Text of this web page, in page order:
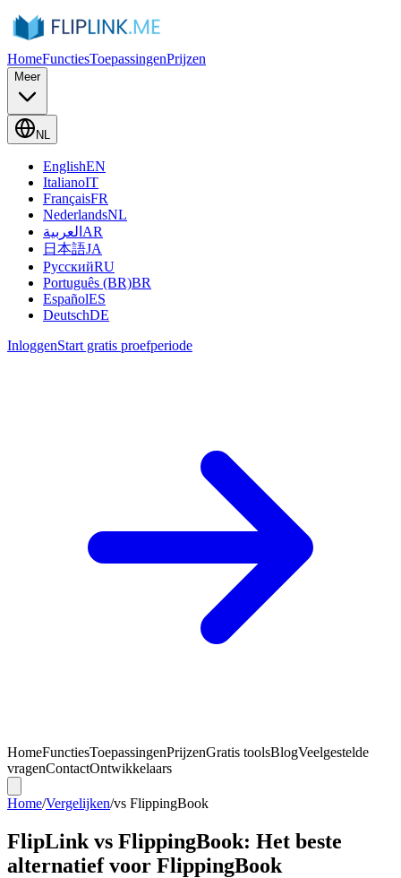
HomeFunctiesToepassingenPrijzen
Meer
NL
EnglishEN
ItalianoIT
FrançaisFR
NederlandsNL
العربية AR
日本語JA
РусскийRU
Português (BR)BR
EspañolES
DeutschDE
InloggenStart gratis proefperiode
HomeFunctiesToepassingenPrijzenGratis toolsBlogVeelgestelde
vragenContactOntwikkelaars
Home/Vergelijken/vs FlippingBook
FlipLink vs FlippingBook: Het beste
alternatief voor FlippingBook